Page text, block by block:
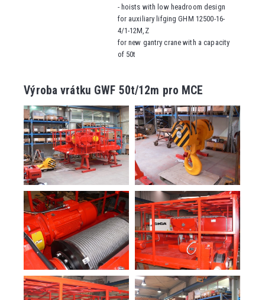
- hoists with low headroom design
for auxiliary lifging GHM 12500-16-
4/1-12M,Z
for new gantry crane with a capacity
of 50t
Výroba vrátku GWF 50t/12m pro MCE